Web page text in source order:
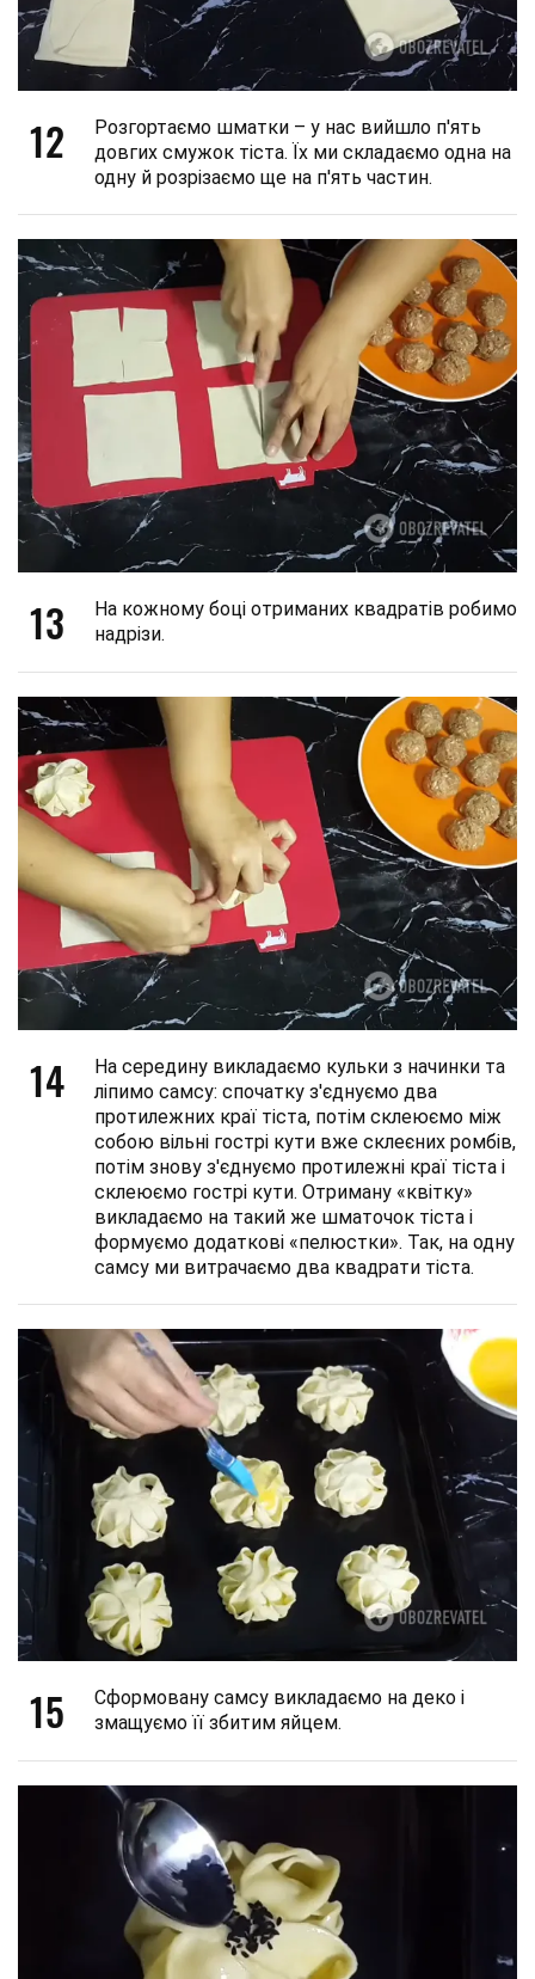
12
Розгортаємо шматки – у нас вийшло п'ять
довгих смужок тіста. Їх ми складаємо одна на
одну й розрізаємо ще на п'ять частин.
13
На кожному боці отриманих квадратів робимо
надрізи.
14
На середину викладаємо кульки з начинки та
ліпимо самсу: спочатку з'єднуємо два
протилежних краї тіста, потім склеюємо між
собою вільні гострі кути вже склеєних ромбів,
потім знову з'єднуємо протилежні краї тіста і
склеюємо гострі кути. Отриману «квітку»
викладаємо на такий же шматочок тіста і
формуємо додаткові «пелюстки». Так, на одну
самсу ми витрачаємо два квадрати тіста.
15
Сформовану самсу викладаємо на деко і
змащуємо її збитим яйцем.